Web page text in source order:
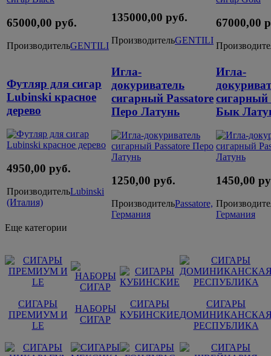
65000,00 руб.
ПроизводительGENTILI
135000,00 руб.
ПроизводительGENTILI
67000,00
Футляр для сигар
Lubinski красное
дерево
4950,00 руб.
ПроизводительLubinski
(Италия)
Игла-
докуриватель
сигарный Passatore
Перо Латунь
1250,00 руб.
ПроизводительPassatore,
Германия
Игла-
сигарный
Бык
1450,00
Германия
Еще категории
СИГАРЫ
ПРЕМИУМ И
LE
НАБОРЫ
СИГАР
СИГАРЫ
КУБИНСКИЕ
СИГАРЫ
РЕСПУБЛИКА